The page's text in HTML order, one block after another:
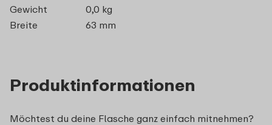
Produktinformationen
Möchtest du deine Flasche ganz einfach mitnehmen?
Gewicht
0,0 kg
Breite
63 mm